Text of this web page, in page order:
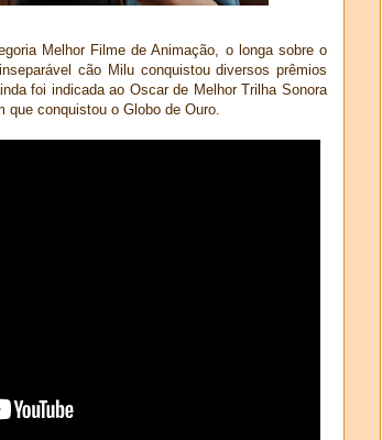
Melhor Filme de Animação, o longa sobre o
cão Milu conquistou diversos prêmios
foi indicada ao Oscar de Melhor Trilha Sonora
conquistou o Globo de Ouro.